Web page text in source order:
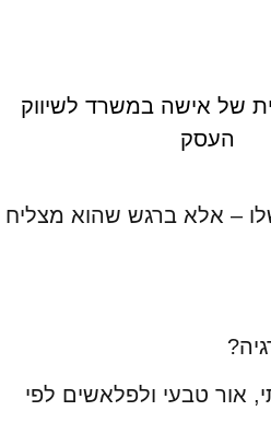
– אלא ברגש שהוא מצליח
אור טבעי ולפלאשים לפי